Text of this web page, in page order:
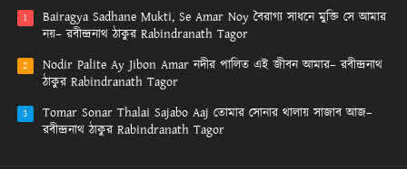
1
Bairagya Sadhane Mukti, Se Amar Noy বৈরাগ্য সাধনে মুক্তি সে আমার
নয়– রবীন্দ্রনাথ ঠাকুর Rabindranath Tagor
2
Nodir Palite Ay Jibon Amar নদীর পালিত এই জীবন আমার– রবীন্দ্রনাথ
ঠাকুর Rabindranath Tagor
3
Tomar Sonar Thalai Sajabo Aaj তোমার সোনার থালায় সাজাব আজ–
রবীন্দ্রনাথ ঠাকুর Rabindranath Tagor